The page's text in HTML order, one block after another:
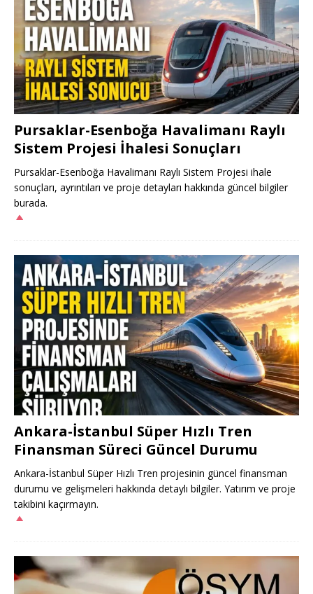
Pursaklar-Esenboğa Havalimanı Raylı
Sistem Projesi İhalesi Sonuçları
Pursaklar-Esenboğa Havalimanı Raylı Sistem Projesi ihale
sonuçları, ayrıntıları ve proje detayları hakkında güncel bilgiler
burada.
Ankara-İstanbul Süper Hızlı Tren
Finansman Süreci Güncel Durumu
Ankara-İstanbul Süper Hızlı Tren projesinin güncel finansman
durumu ve gelişmeleri hakkında detaylı bilgiler. Yatırım ve proje
takibini kaçırmayın.